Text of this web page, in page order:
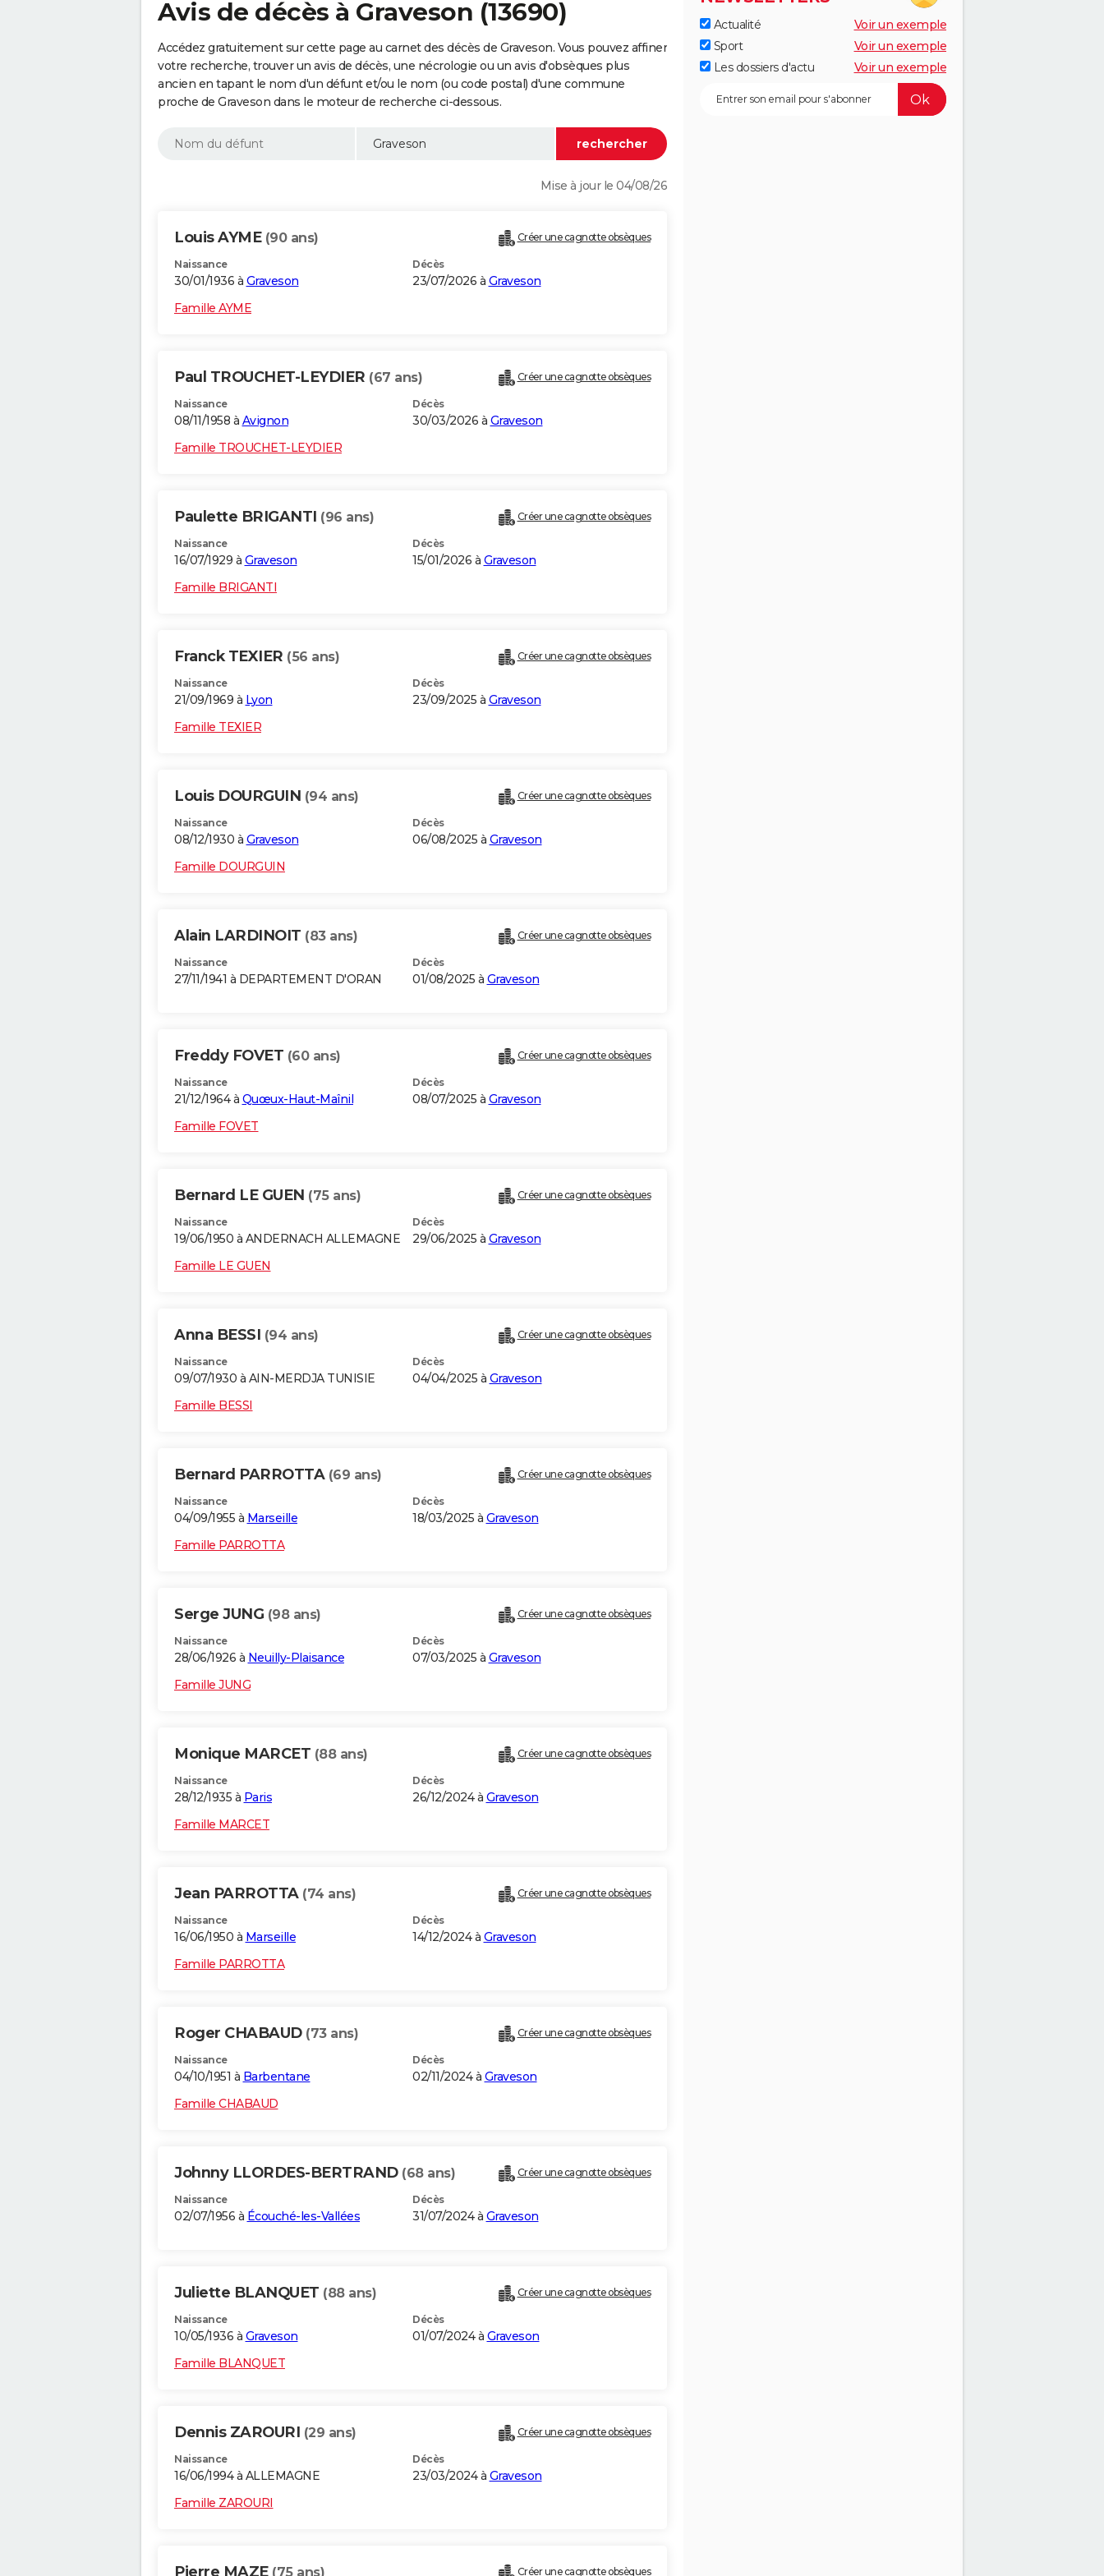
Avis de décès à Graveson (13690)
Accédez gratuitement sur cette page au carnet des décès de Graveson. Vous pouvez affiner
votre recherche, trouver un avis de décès, une nécrologie ou un avis d'obsèques plus
ancien en tapant le nom d'un défunt et/ou le nom (ou code postal) d'une commune
proche de Graveson dans le moteur de recherche ci-dessous.
Mise à jour le 04/08/26
Louis AYME (90 ans) Créer une cagnotte obsèques
Naissance
30/01/1936 à Graveson
Décès
23/07/2026 à Graveson
Famille AYME
Paul TROUCHET-LEYDIER (67 ans) Créer une cagnotte obsèques
Naissance
08/11/1958 à Avignon
Décès
30/03/2026 à Graveson
Famille TROUCHET-LEYDIER
Paulette BRIGANTI (96 ans) Créer une cagnotte obsèques
Naissance
16/07/1929 à Graveson
Décès
15/01/2026 à Graveson
Famille BRIGANTI
Franck TEXIER (56 ans) Créer une cagnotte obsèques
Naissance
21/09/1969 à Lyon
Décès
23/09/2025 à Graveson
Famille TEXIER
Louis DOURGUIN (94 ans) Créer une cagnotte obsèques
Naissance
08/12/1930 à Graveson
Décès
06/08/2025 à Graveson
Famille DOURGUIN
Alain LARDINOIT (83 ans) Créer une cagnotte obsèques
Naissance
27/11/1941 à DEPARTEMENT D'ORAN
Décès
01/08/2025 à Graveson
Freddy FOVET (60 ans) Créer une cagnotte obsèques
Naissance
21/12/1964 à Quœux-Haut-Maînil
Décès
08/07/2025 à Graveson
Famille FOVET
Bernard LE GUEN (75 ans) Créer une cagnotte obsèques
Naissance
19/06/1950 à ANDERNACH ALLEMAGNE
Décès
29/06/2025 à Graveson
Famille LE GUEN
Anna BESSI (94 ans) Créer une cagnotte obsèques
Naissance
09/07/1930 à AIN-MERDJA TUNISIE
Décès
04/04/2025 à Graveson
Famille BESSI
Bernard PARROTTA (69 ans) Créer une cagnotte obsèques
Naissance
04/09/1955 à Marseille
Décès
18/03/2025 à Graveson
Famille PARROTTA
Serge JUNG (98 ans) Créer une cagnotte obsèques
Naissance
28/06/1926 à Neuilly-Plaisance
Décès
07/03/2025 à Graveson
Famille JUNG
Monique MARCET (88 ans) Créer une cagnotte obsèques
Naissance
28/12/1935 à Paris
Décès
26/12/2024 à Graveson
Famille MARCET
Jean PARROTTA (74 ans) Créer une cagnotte obsèques
Naissance
16/06/1950 à Marseille
Décès
14/12/2024 à Graveson
Famille PARROTTA
Roger CHABAUD (73 ans) Créer une cagnotte obsèques
Naissance
04/10/1951 à Barbentane
Décès
02/11/2024 à Graveson
Famille CHABAUD
Johnny LLORDES-BERTRAND (68 ans) Créer une cagnotte obsèques
Naissance
02/07/1956 à Écouché-les-Vallées
Décès
31/07/2024 à Graveson
Juliette BLANQUET (88 ans) Créer une cagnotte obsèques
Naissance
10/05/1936 à Graveson
Décès
01/07/2024 à Graveson
Famille BLANQUET
Dennis ZAROURI (29 ans) Créer une cagnotte obsèques
Naissance
16/06/1994 à ALLEMAGNE
Décès
23/03/2024 à Graveson
Famille ZAROURI
Pierre MAZE (75 ans) Créer une cagnotte obsèques
Actualité
Voir un exemple
Sport
Voir un exemple
Les dossiers d'actu
Voir un exemple